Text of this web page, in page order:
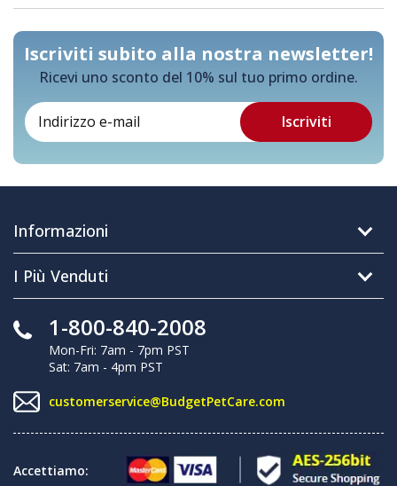
Iscriviti subito alla nostra newsletter!
Ricevi uno sconto del 10% sul tuo primo ordine.
Informazioni
I Più Venduti
1-800-840-2008
Mon-Fri: 7am - 7pm PST
Sat: 7am - 4pm PST
customerservice@BudgetPetCare.com
Accettiamo: